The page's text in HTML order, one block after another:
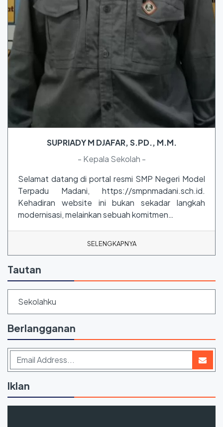
SUPRIADY M DJAFAR, S.PD., M.M.
- Kepala Sekolah -
Selamat datang di portal resmi SMP Negeri Model
Terpadu Madani, https://smpnmadani.sch.id.
Kehadiran website ini bukan sekadar langkah
modernisasi, melainkan sebuah komitmen…
SELENGKAPNYA
Tautan
Sekolahku
Berlangganan
Iklan